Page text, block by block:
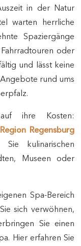
in der Natur
warten herrliche
Spaziergänge
oder
und lässt keine
rund ums
ihre Kosten:
Regensburg
kulinarischen
Museen oder
Spa-Bereich
sich verwöhnen,
Sie einen
Hier erfahren Sie